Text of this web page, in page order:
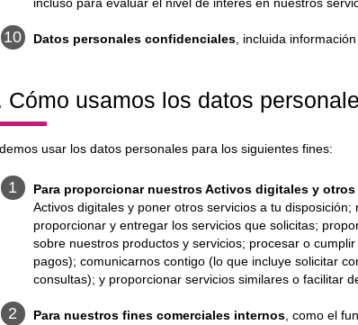
Datos personales confidenciales , incluida
Cómo usamos los datos
usar los datos personales para los siguientes fines:
Para proporcionar nuestros Activos digitales y
Activos digitales y poner otros servicios a tu
proporcionar y entregar los servicios que solicitas;
sobre nuestros productos y servicios; procesar o
pagos); comunicarnos contigo (lo que incluye solicitar
consultas); y proporcionar servicios similares o facilitar
Para nuestros fines comerciales internos , como el